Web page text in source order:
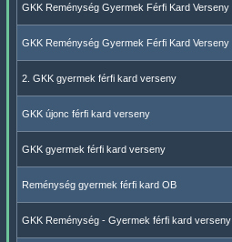
GKK Reménység Gyermek Férfi Kard Verseny
GKK Reménység Gyermek Férfi Kard Verseny
2. GKK gyermek férfi kard verseny
GKK újonc férfi kard verseny
GKK gyermek férfi kard verseny
Reménység gyermek férfi kard OB
GKK Reménység - Gyermek férfi kard verseny